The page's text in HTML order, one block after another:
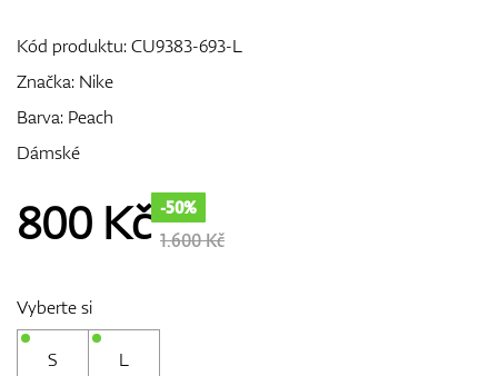
Kód produktu:CU9383-693-L
Značka: Nike
Barva: Peach
Dámské
800 Kč -50%
1.600 Kč
Vyberte si
S L